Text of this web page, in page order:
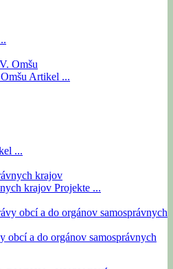
Artikel ...
...
krajov Projekte ...
obcí a do orgánov samosprávnych